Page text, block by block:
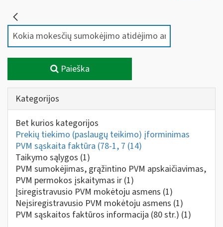
Paieška
Kategorijos
Bet kurios kategorijos
Prekių tiekimo (paslaugų teikimo) įforminimas
PVM sąskaita faktūra (78-1, 7 (14)
Taikymo sąlygos (1)
PVM sumokėjimas, grąžintino PVM apskaičiavimas,
PVM permokos įskaitymas ir (1)
Įsiregistravusio PVM mokėtoju asmens (1)
Neįsiregistravusio PVM mokėtoju asmens (1)
PVM sąskaitos faktūros informacija (80 str.) (1)